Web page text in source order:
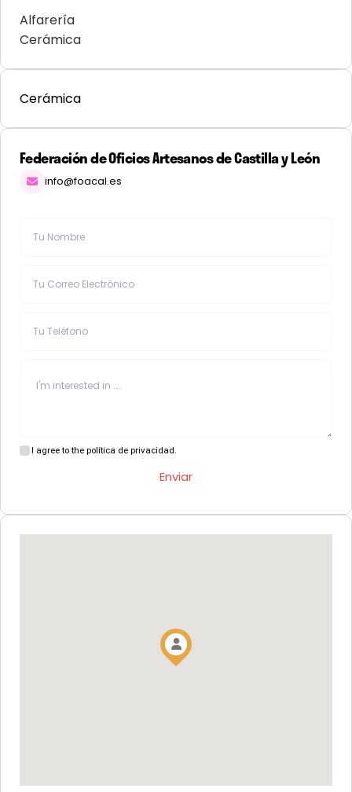
Alfarería
Cerámica
Cerámica
Federación de Oficios Artesanos de Castilla y León
info@foacal.es
I agree to the política de privacidad.
Enviar